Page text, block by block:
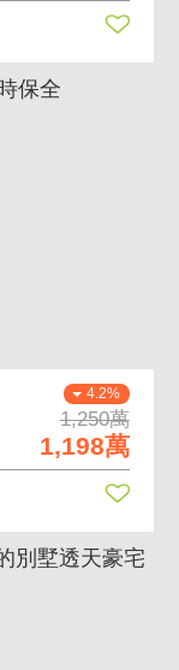
4.2%
1,250萬
1,198萬